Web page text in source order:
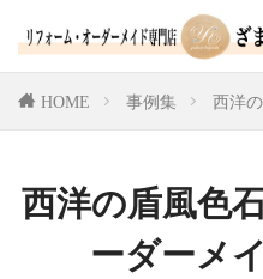
HOME 事例集 西洋
西洋の盾風色
ーダーメ